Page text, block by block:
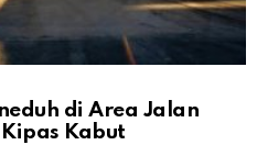
di Area Jalan
Kabut